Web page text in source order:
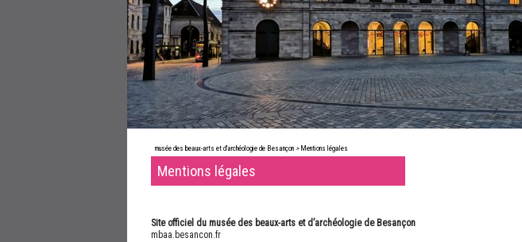
musée des beaux-arts et d'archéologie de Besançon > Mentions légales
Mentions légales
Site officiel du musée des beaux-arts et d’archéologie de Besançon
mbaa.besancon.fr